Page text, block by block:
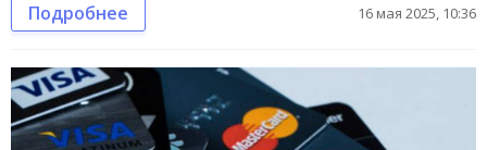
Подробнее 16 мая 2025, 10:36